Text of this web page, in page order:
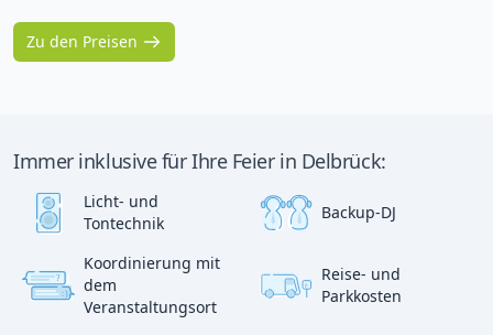
Zu den Preisen
Immer inklusive für Ihre Feier in Delbrück:
Licht- und
Tontechnik
Backup-DJ
?
:)
Koordinierung mit
dem
Veranstaltungsort
p
Reise- und
Parkkosten